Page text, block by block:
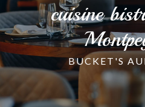
cuisine
BUCKET'S